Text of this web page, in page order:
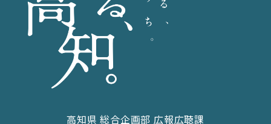
高知県 総合企画部 広報広聴課